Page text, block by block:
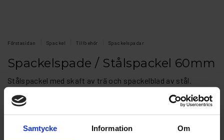
Samtycke Information Om
Förstasidan Spackel Tillbehör Spackelspadar
Spackelspade / Stålspackel 60mm
Stålspackel med skaft av trä och spackelblad av stål.
Artikelnr: SH 12771465
Finns i lager
Inkl. moms: 46 kr